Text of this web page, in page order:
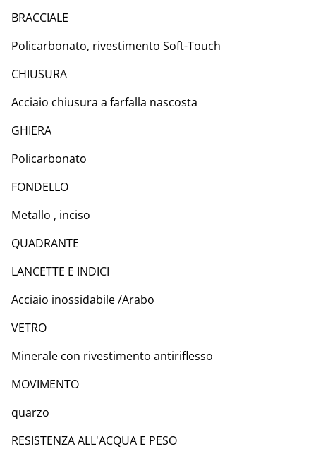
BRACCIALE
Policarbonato, rivestimento Soft-Touch
CHIUSURA
Acciaio chiusura a farfalla nascosta
GHIERA
Policarbonato
FONDELLO
Metallo , inciso
QUADRANTE
LANCETTE E INDICI
Acciaio inossidabile /Arabo
VETRO
Minerale con rivestimento antiriflesso
MOVIMENTO
quarzo
RESISTENZA ALL'ACQUA E PESO